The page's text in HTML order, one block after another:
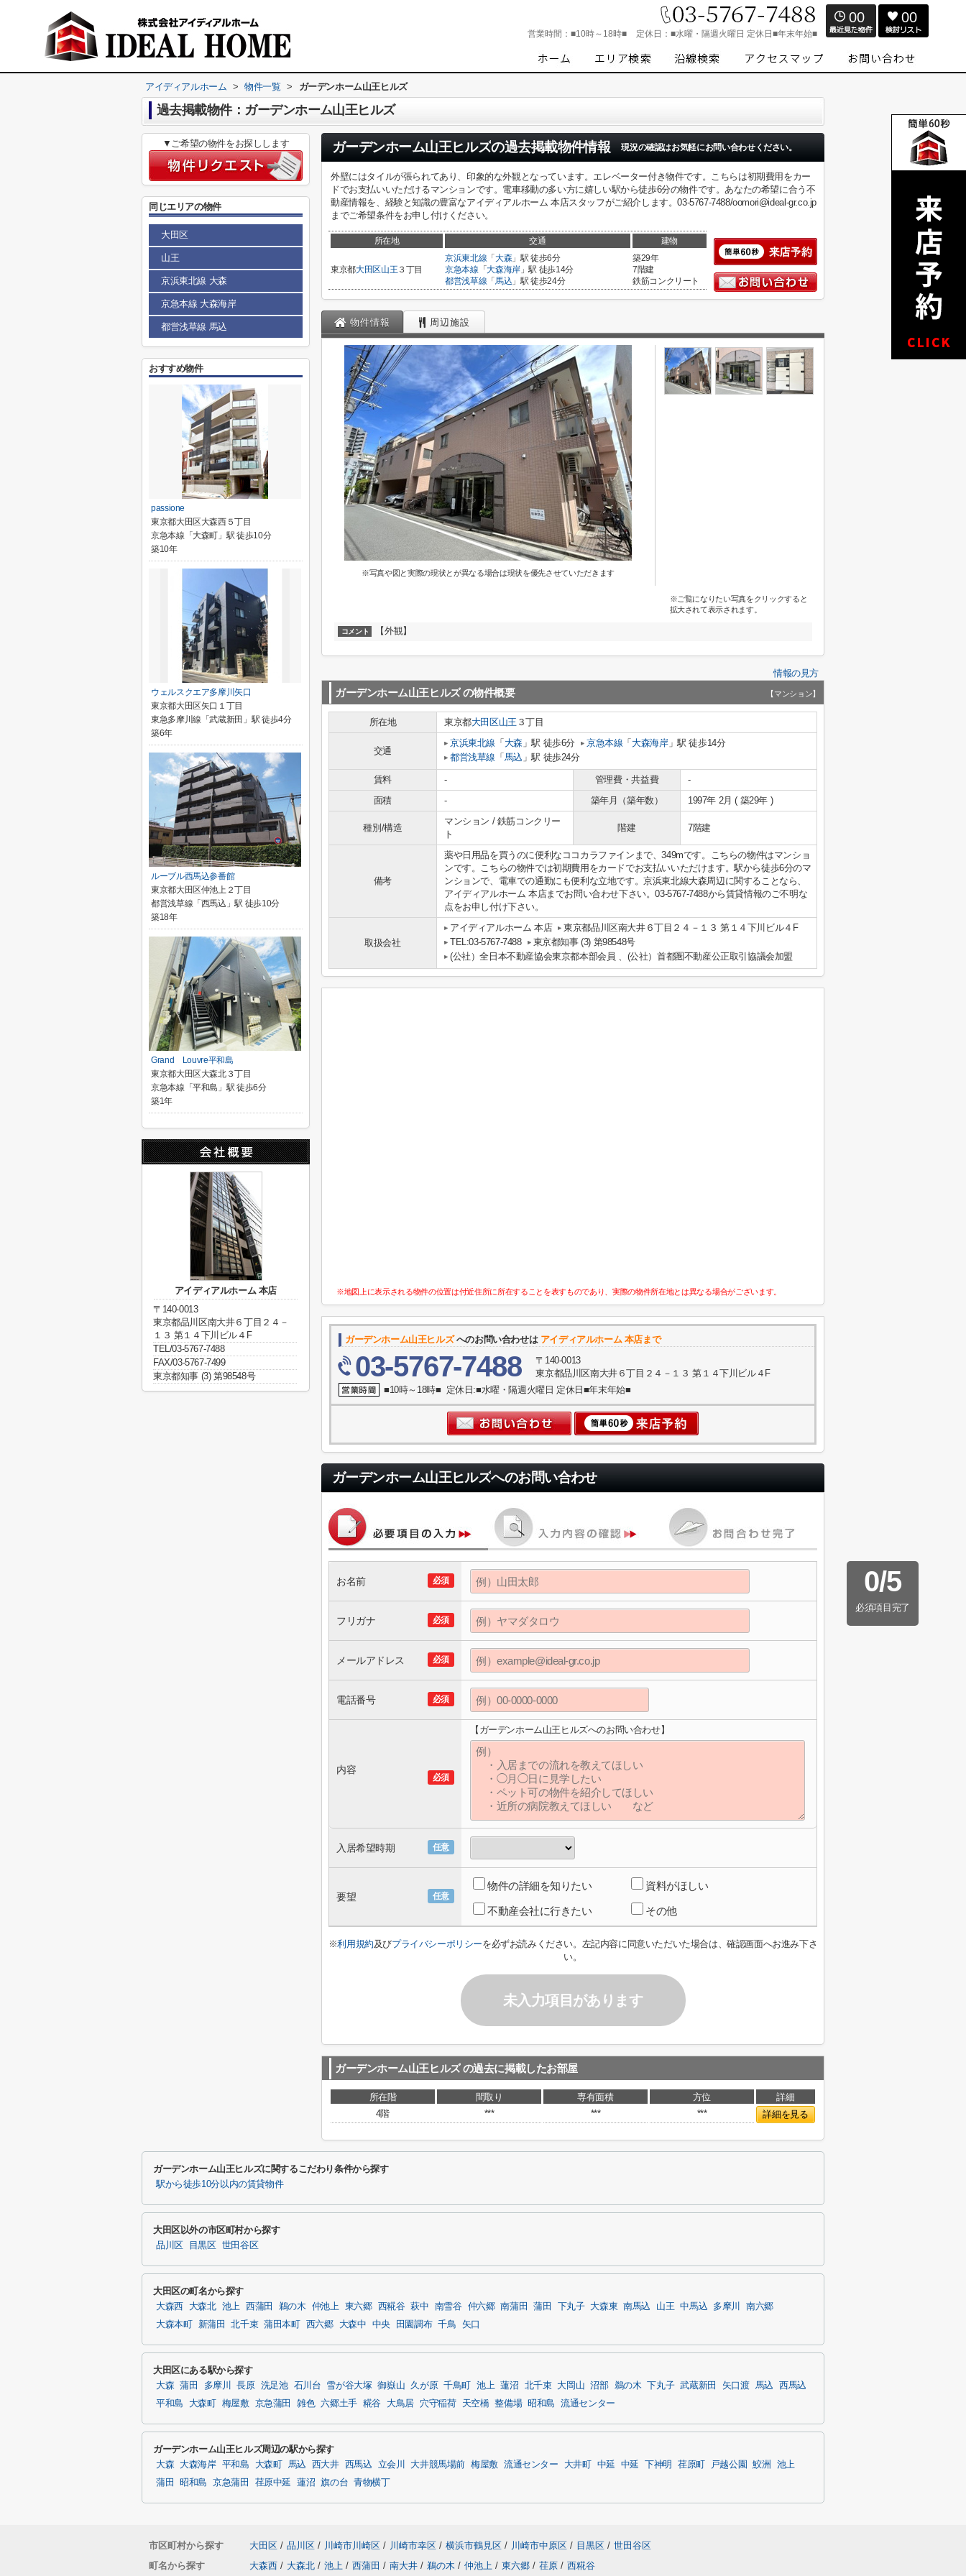
営業時間： ■10時～18時■ 定休日： ■水曜・隔週火曜日 定休日■年末年始■
00 00
アイディアルホーム > 物件一覧 > ガーデンホーム山王ヒルズ
過去掲載物件：ガーデンホーム山王ヒルズ
ガーデンホーム山王ヒルズの過去掲載物件情報 現況の確認はお気軽にお問い合わせください。
外壁にはタイルが張られてあり、印象的な外観となっています。エレベーター付き物件です。こちらは初期費用をカー
ドでお支払いいただけるマンションです。電車移動の多い方に嬉しい駅から徒歩6分の物件です。あなたの希望に合う不
動産情報を、経験と知識の豊富なアイディアルホーム 本店スタッフがご紹介します。03-5767-7488/oomori@ideal-gr.co.jp
までご希望条件をお申し付けください。
所在地 交通 建物
東京都大田区山王 ３丁目
京浜東北線 「 大森」駅 徒歩6分
京急本線 「大森海岸」駅 徒歩14分
都営浅草線 「 馬込 」駅 徒歩24分
築29年
7階建
鉄筋コンクリート
物件情報 周辺施設
※写真や図と実際の現状とが異なる場合は現状を優先させていただきます
※ご覧になりたい写真をクリックすると
拡大されて表示されます。
コメント 【外観】
情報の見方
ガーデンホーム山王ヒルズ の物件概要 【マンション】
所在地 東京都大田区山王 ３丁目
交通
京浜東北線 「 大森 」駅 徒歩6分 京急本線 「 大森海岸」駅 徒歩14分
都営浅草線 「 馬込 」駅 徒歩24分
賃料 - 管理費・共益費
-
面積
- 築年月（築年数） 1997年 2月 ( 築29年 )
種別/構造
マンション / 鉄筋コンクリー
ト
階建 7階建
備考
薬や日用品を買うのに便利なココカラファインまで、349mです。こちらの物件はマンショ
ンです。こちらの物件では初期費用をカードでお支払いいただけます。駅から徒歩6分のマ
ンションで、電車での通勤にも便利な立地です。京浜東北線大森周辺に関することなら、
アイディアルホーム 本店までお問い合わせ下さい。03-5767-7488から賃貸情報のご不明な
点をお申し付け下さい。
取扱会社
アイディアルホーム 本店
東京都品川区南大井６丁目２４－１３ 第１４下川ビル４F
TEL:03-5767-7488
東京都知事 (3) 第98548号
(公社）全日本不動産協会東京都本部会員 、(公社）首都圏不動産公正取引協議会加盟
※地図上に表示される物件の位置は付近住所に所在することを表すものであり、実際の物件所在地とは異なる場合がございます。
ガーデンホーム山王ヒルズへのお問い合わせは アイディアルホーム 本店まで
03-5767-7488
〒140-0013
東京都品川区南大井６丁目２４－１３ 第１４下川ビル４F
■10時～18時■ 定休日:■水曜・隔週火曜日 定休日■年末年始■
ガーデンホーム山王ヒルズへのお問い合わせ
0/5
必須項目完了
必須
お名前
必須
フリガナ
必須
メールアドレス
必須
電話番号
必須
内容
【ガーデンホーム山王ヒルズへのお問い合わせ】
任意
入居希望時期
任意
要望
物件の詳細を知りたい 資料がほしい
不動産会社に行きたい その他
※利用規約及びプライバシーポリシーを必ずお読みください。左記内容に同意いただいた場合は、確認画面へお進み下さ
い。
未入力項目があります
ガーデンホーム山王ヒルズ の過去に掲載したお部屋
所在階 間取り 専有面積 方位
詳細
4階
*** *** *** 詳細を見る
▼ご希望の物件をお探しします
同じエリアの物件
大田区
山王
京浜東北線 大森
京急本線 大森海岸
都営浅草線 馬込
おすすめ物件
passione
東京都大田区大森西５丁目
京急本線「大森町」駅 徒歩10分
築10年
ウェルスクエア多摩川矢口
東京都大田区矢口１丁目
東急多摩川線「武蔵新田」駅 徒歩4分
築6年
ルーブル西馬込参番館
東京都大田区仲池上２丁目
都営浅草線「西馬込」駅 徒歩10分
築18年
Grand Louvre平和島
東京都大田区大森北３丁目
京急本線「平和島」駅 徒歩6分
築1年
アイディアルホーム 本店
〒140-0013
東京都品川区南大井６丁目２４－
１３ 第１４下川ビル４F
TEL/03-5767-7488
FAX/03-5767-7499
東京都知事 (3) 第98548号
ガーデンホーム山王ヒルズに関するこだわり条件から探す
駅から徒歩10分以内の賃貸物件
大田区以外の市区町村から探す
品川区 目黒区 世田谷区
大田区の町名から探す
大森西 大森北 池上 西蒲田 鵜の木 仲池上 東六郷 西糀谷 萩中 南雪谷 仲六郷 南蒲田 蒲田 下丸子 大森東 南馬込 山王 中馬込 多摩川
南六郷
大森本町
新蒲田 北千束 蒲田本町 西六郷 大森中 中央 田園調布 千鳥 矢口
大田区にある駅から探す
大森 蒲田 多摩川 長原 洗足池 石川台 雪が谷大塚 御嶽山 久が原 千鳥町 池上 蓮沼 北千束 大岡山 沼部 鵜の木 下丸子 武蔵新田 矢口渡 馬込
西馬込
平和島
大森町 梅屋敷 京急蒲田 雑色 六郷土手 糀谷 大鳥居 穴守稲荷 天空橋 整備場 昭和島 流通センター
ガーデンホーム山王ヒルズ周辺の駅から探す
大森 大森海岸 平和島 大森町 馬込 西大井 西馬込 立会川 大井競馬場前 梅屋敷 流通センター 大井町 中延 中延 下神明 荏原町 戸越公園 鮫洲
池上
蒲田
昭和島 京急蒲田 荏原中延 蓮沼 旗の台 青物横丁
市区町村から探す 大田区 / 品川区 / 川崎市川崎区 / 川崎市幸区 / 横浜市鶴見区 / 川崎市中原区 / 目黒区 / 世田谷区
町名から探す
大森西 / 大森北 / 池上 / 西蒲田 / 南大井 / 鵜の木 / 仲池上 / 東六郷 / 荏原 / 西糀谷